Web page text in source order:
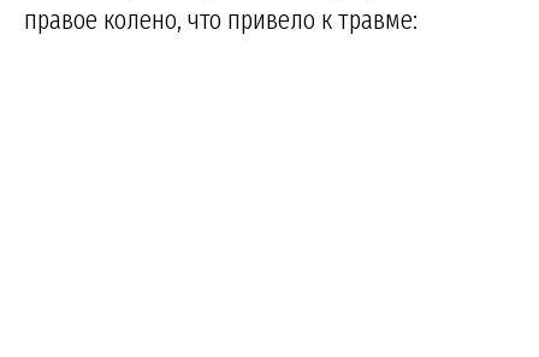
правое колено, что привело к травме: